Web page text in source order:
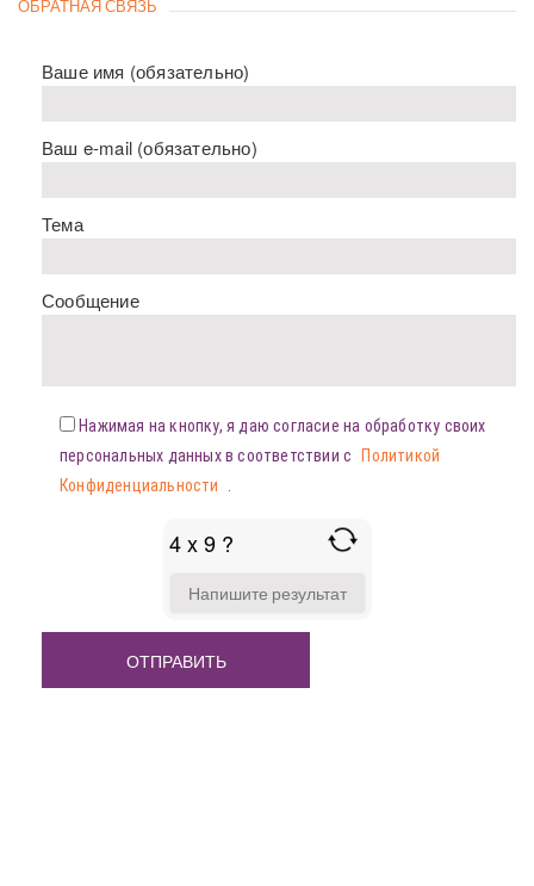
ОБРАТНАЯ СВЯЗЬ
Ваше имя (обязательно)
Ваш e-mail (обязательно)
Тема
Сообщение
Нажимая на кнопку, я даю согласие на обработку своих
персональных данных в соответствии с
Политикой
Конфиденциальности
4 x 9 ?
FOR
X